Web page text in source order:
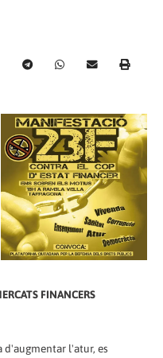
FINANCERS
d'augmentar l'atur, es